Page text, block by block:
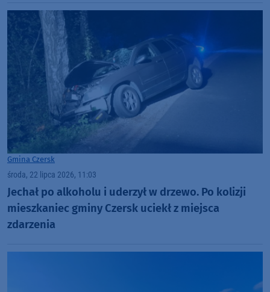
Gmina Czersk
środa, 22 lipca 2026, 11:03
Jechał po alkoholu i uderzył w drzewo. Po kolizji
mieszkaniec gminy Czersk uciekł z miejsca
zdarzenia